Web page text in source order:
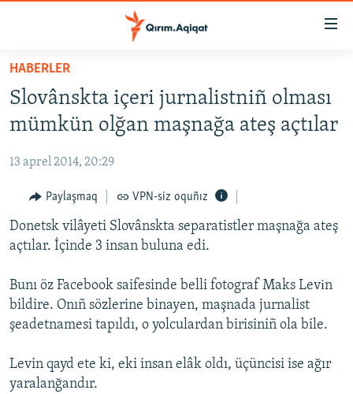
Esas
qaytmaq
Baş
qaytmaq
qaytmaq
HABERLER
SİYASET
CEMİYET
MEDENİYET
İNSAN AQLARI
VİDEO
SÜRET
BLOGLAR
Русский
HABERLER
Slovânskta içeri jurnalistniñ olması
mümkün olğan maşnağa ateş açtılar
13 aprel 2014, 20:29
Paylaşmaq VPN-siz oquñız
Donetsk vilâyeti Slovânskta separatistler maşnağa ateş
açtılar. İçinde 3 insan buluna edi.
Bunı öz Facebook saifesinde belli fotograf Maks Levіn
bildire. Onıñ sözlerine binayen, maşnada jurnalist
şeadetnamesi tapıldı, o yolculardan birisiniñ ola bile.
Levin qayd ete ki, eki insan elâk oldı, üçüncisi ise ağır
yaralanğandır.